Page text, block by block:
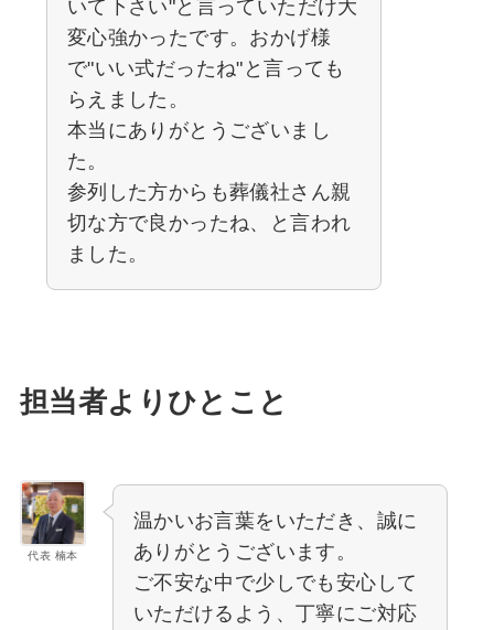
いて下さい"と言っていただけ大
変心強かったです。おかげ様
で"いい式だったね"と言っても
らえました。
本当にありがとうございまし
た。
参列した方からも葬儀社さん親
切な方で良かったね、と言われ
ました。
担当者よりひとこと
代表 楠本
温かいお言葉をいただき、誠に
ありがとうございます。
ご不安な中で少しでも安心して
いただけるよう、丁寧にご対応